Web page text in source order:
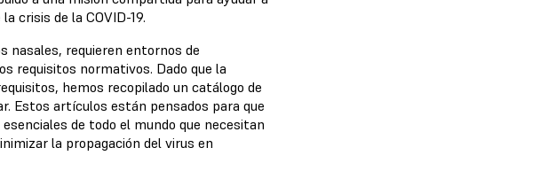
crisis de la COVID-19.
nasales, requieren entornos de
requisitos normativos. Dado que la
hemos recopilado un catálogo de
Estos artículos están pensados para que
de todo el mundo que necesitan
la propagación del virus en